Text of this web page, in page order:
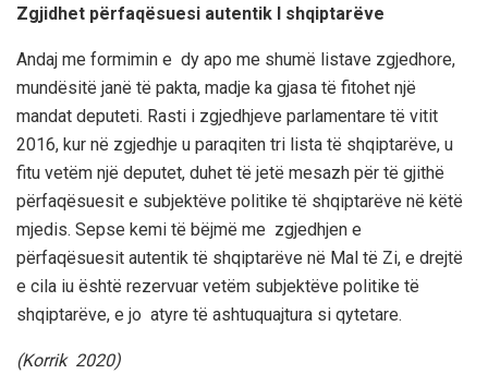
Zgjidhet përfaqësuesi autentik I shqiptarëve
Andaj me formimin e dy apo me shumë listave zgjedhore,
mundësitë janë të pakta, madje ka gjasa të fitohet një
mandat deputeti. Rasti i zgjedhjeve parlamentare të vitit
2016, kur në zgjedhje u paraqiten tri lista të shqiptarëve, u
fitu vetëm një deputet, duhet të jetë mesazh për të gjithë
përfaqësuesit e subjektëve politike të shqiptarëve në këtë
mjedis. Sepse kemi të bëjmë me zgjedhjen e
përfaqësuesit autentik të shqiptarëve në Mal të Zi, e drejtë
e cila iu është rezervuar vetëm subjektëve politike të
shqiptarëve, e jo atyre të ashtuquajtura si qytetare.
(Korrik 2020)